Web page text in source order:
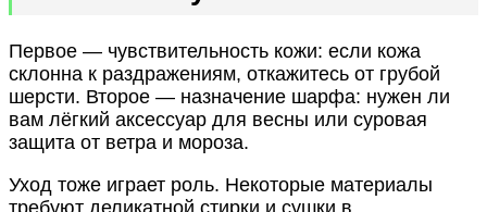
Первое — чувствительность кожи: если кожа
склонна к раздражениям, откажитесь от грубой
шерсти. Второе — назначение шарфа: нужен ли
вам лёгкий аксессуар для весны или суровая
защита от ветра и мороза.
Уход тоже играет роль. Некоторые материалы
требуют деликатной стирки и сушки в